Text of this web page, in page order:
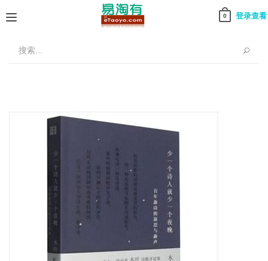
Toggle
0 登录查看